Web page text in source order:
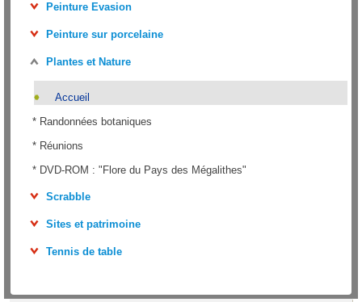
Peinture Evasion
Peinture sur porcelaine
Plantes et Nature
Accueil
* Randonnées botaniques
* Réunions
* DVD-ROM : "Flore du Pays des Mégalithes"
Scrabble
Sites et patrimoine
Tennis de table